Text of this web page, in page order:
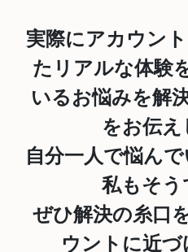
実際にアカウン
たリアルな体験
いるお悩みを解
をお伝え
自分一人で悩ん
私もそう
ぜひ解決の糸口
ウントに近づ